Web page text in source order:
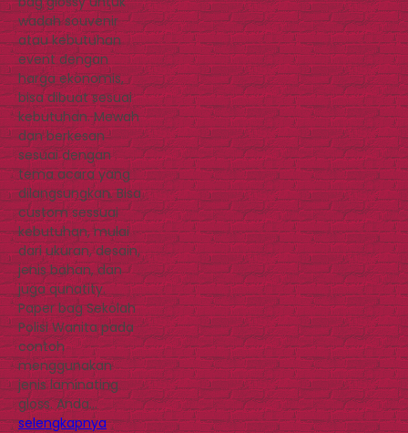
wadah souvenir
atau kebutuhan
event dengan
harga ekonomis,
bisa dibuat sesuai
kebutuhan. Mewah
dan berkesan
sesuai dengan
tema acara yang
dilangsungkan. Bisa
custom sessuai
kebutuhan, mulai
dari ukuran, desain,
jenis bahan, dan
juga qunatity.
Paper bag Sekolah
Polisi Wanita pada
contoh
menggunakan
jenis laminating
gloss. Anda…
selengkapnya